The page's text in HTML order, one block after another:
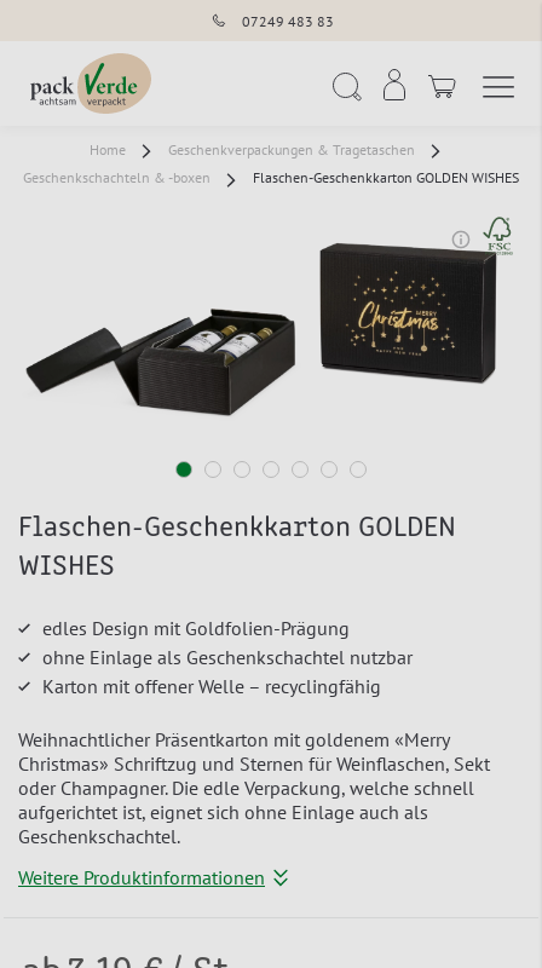
07249 483 83
Home
Geschenkverpackungen & Tragetaschen
Geschenkschachteln & -boxen
Flaschen-Geschenkkarton GOLDEN WISHES
Flaschen-Geschenkkarton GOLDEN
WISHES
edles Design mit Goldfolien-Prägung
ohne Einlage als Geschenkschachtel nutzbar
Karton mit offener Welle – recyclingfähig
Weihnachtlicher Präsentkarton mit goldenem «Merry
Christmas» Schriftzug und Sternen für Weinflaschen, Sekt
oder Champagner. Die edle Verpackung, welche schnell
aufgerichtet ist, eignet sich ohne Einlage auch als
Geschenkschachtel.
Weitere Produktinformationen